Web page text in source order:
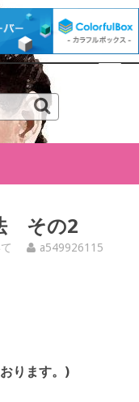
その2
a549926115
ります。)